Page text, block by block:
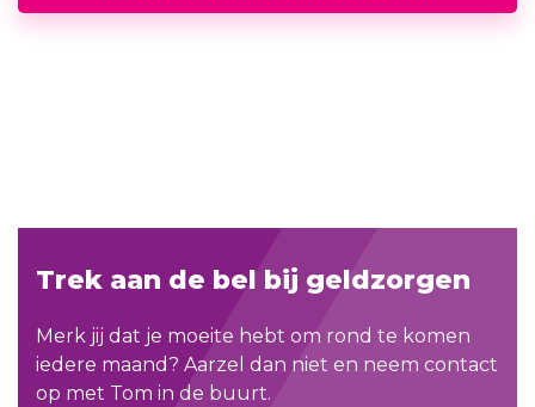
Trek aan de bel bij geldzorgen
Merk jij dat je moeite hebt om rond te komen
iedere maand? Aarzel dan niet en neem contact
op met Tom in de buurt.